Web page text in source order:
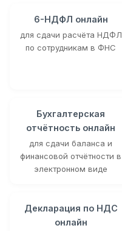
6-НДФЛ онлайн
для сдачи расчёта НДФЛ
по сотрудникам в ФНС
Бухгалтерская
отчётность онлайн
для сдачи баланса и
финансовой отчётности в
электронном виде
Декларация по НДС
онлайн